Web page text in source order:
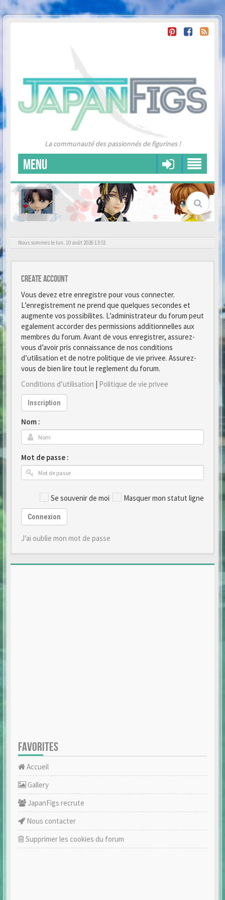
La communauté des passionnés de figurines !
MENU
Nous sommes le lun. 10 août 2026 13:51
Create account
Vous devez etre enregistre pour vous connecter.
L’enregistrement ne prend que quelques secondes et
augmente vos possibilites. L’administrateur du forum peut
egalement accorder des permissions additionnelles aux
membres du forum. Avant de vous enregistrer, assurez-
vous d’avoir pris connaissance de nos conditions
d’utilisation et de notre politique de vie privee. Assurez-
vous de bien lire tout le reglement du forum.
Conditions d’utilisation | Politique de vie privee
Inscription
Nom :
Mot de passe :
Se souvenir de moi Masquer mon statut ligne
Connexion
J’ai oublie mon mot de passe
FAVORITES
Accueil
Gallery
JapanFigs recrute
Nous contacter
Supprimer les cookies du forum